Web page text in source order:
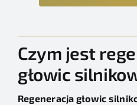
Czym jest
głowic
Regeneracja głowic